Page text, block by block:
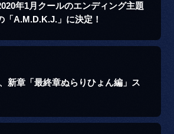
年1月クールのエンディング主題
A.M.D.K.J.」に決定！
新章「最終章ぬらりひょん編」ス